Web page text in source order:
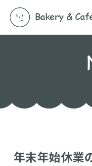
年末年始休業